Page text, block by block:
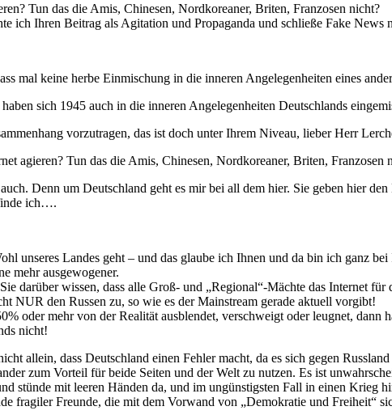
Tun das die Amis, Chinesen, Nordkoreaner, Briten, Franzosen nicht?
ich Ihren Beitrag als Agitation und Propaganda und schließe Fake News
mal keine herbe Einmischung in die inneren Angelegenheiten eines
sich 1945 auch in die inneren Angelegenheiten Deutschlands
vorzutragen, das ist doch unter Ihrem Niveau, lieber Herr
agieren? Tun das die Amis, Chinesen, Nordkoreaner, Briten, Franzosen
Denn um Deutschland geht es mir bei all dem hier. Sie geben hier
ich….
unseres Landes geht – und das glaube ich Ihnen und da bin ich ganz
mehr ausgewogener.
darüber wissen, dass alle Groß- und „Regional“-Mächte das Internet
NUR den Russen zu, so wie es der Mainstream gerade aktuell vorgibt!
oder mehr von der Realität ausblendet, verschweigt oder leugnet,
nicht!
allein, dass Deutschland einen Fehler macht, da es sich gegen
zum Vorteil für beide Seiten und der Welt zu nutzen. Es ist
stünde mit leeren Händen da, und im ungünstigsten Fall in einen Krieg
fragiler Freunde, die mit dem Vorwand von „Demokratie und Freiheit“